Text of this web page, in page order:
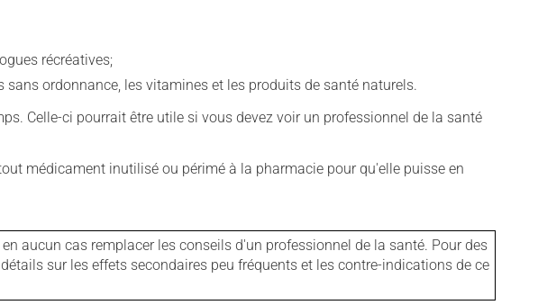
récréatives;
ordonnance, les vitamines et les produits de santé naturels.
Celle-ci pourrait être utile si vous devez voir un professionnel de la santé
médicament inutilisé ou périmé à la pharmacie pour qu'elle puisse en
aucun cas remplacer les conseils d'un professionnel de la santé. Pour des
sur les effets secondaires peu fréquents et les contre-indications de ce